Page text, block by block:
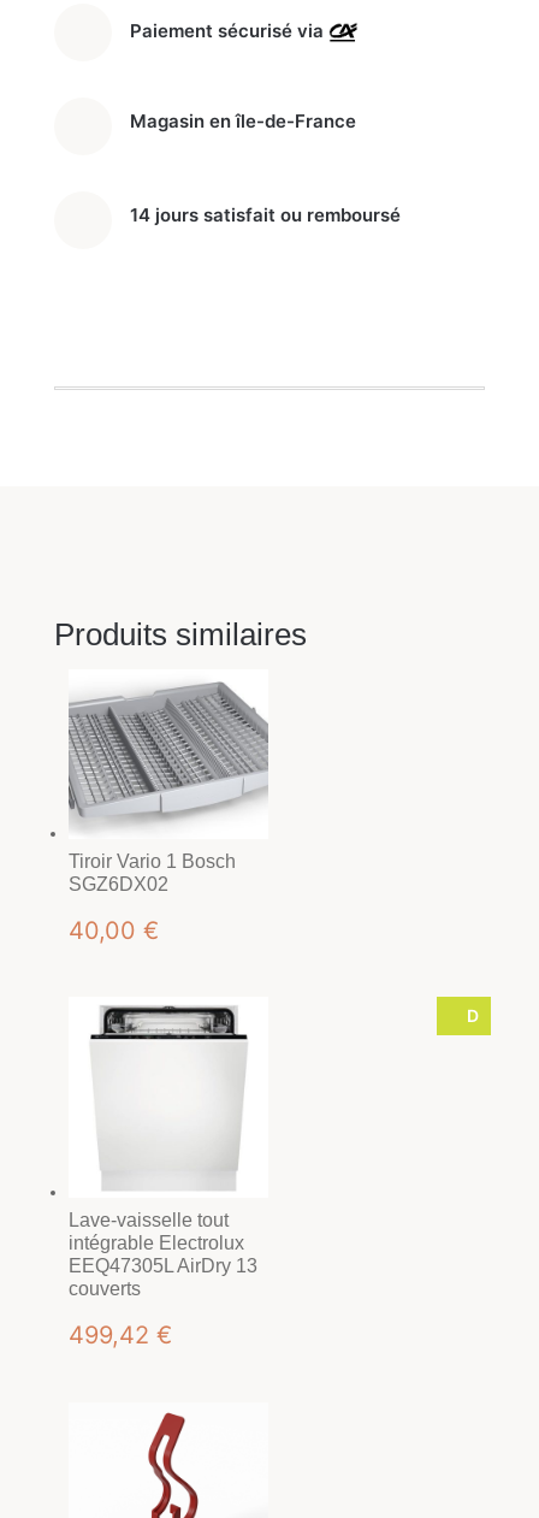
Paiement sécurisé via
Magasin en île-de-France
14 jours satisfait ou remboursé
Produits similaires
Tiroir Vario 1 Bosch
SGZ6DX02
40,00 €
D
Lave-vaisselle tout
intégrable Electrolux
EEQ47305L AirDry 13
couverts
499,42 €